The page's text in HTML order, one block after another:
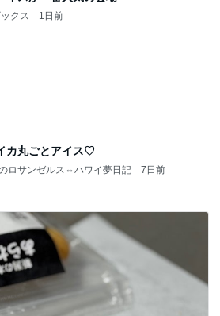
クス 1日前
カ丸ごとアイス♡
ロサンゼルス⇔ハワイ夢日記 7日前